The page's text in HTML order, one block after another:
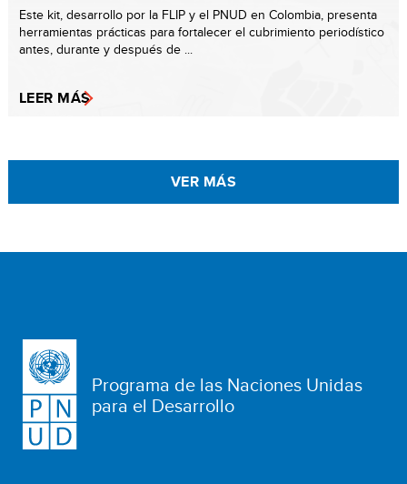
Este kit, desarrollo por la FLIP y el PNUD en Colombia, presenta
herramientas prácticas para fortalecer el cubrimiento periodístico
antes, durante y después de ...
LEER MÁS
VER MÁS
Programa de las Naciones Unidas
para el Desarrollo